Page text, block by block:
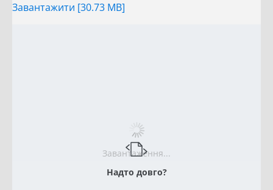
Завантажити [30.73 MB]
Завантаження...
Надто довго?